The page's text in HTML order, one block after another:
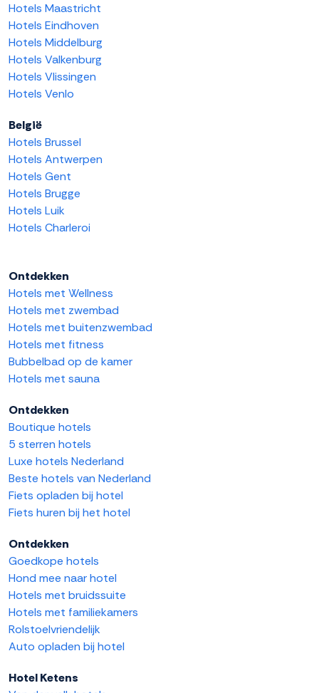
Hotels Maastricht
Hotels Eindhoven
Hotels Middelburg
Hotels Valkenburg
Hotels Vlissingen
Hotels Venlo
België
Hotels Brussel
Hotels Antwerpen
Hotels Gent
Hotels Brugge
Hotels Luik
Hotels Charleroi
Ontdekken
Hotels met Wellness
Hotels met zwembad
Hotels met buitenzwembad
Hotels met fitness
Bubbelbad op de kamer
Hotels met sauna
Ontdekken
Boutique hotels
5 sterren hotels
Luxe hotels Nederland
Beste hotels van Nederland
Fiets opladen bij hotel
Fiets huren bij het hotel
Ontdekken
Goedkope hotels
Hond mee naar hotel
Hotels met bruidssuite
Hotels met familiekamers
Rolstoelvriendelijk
Auto opladen bij hotel
Hotel Ketens